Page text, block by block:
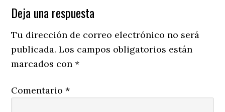
Reader
Interactions
Deja una respuesta
Tu dirección de correo electrónico no será
publicada. Los campos obligatorios están
marcados con*
Comentario*